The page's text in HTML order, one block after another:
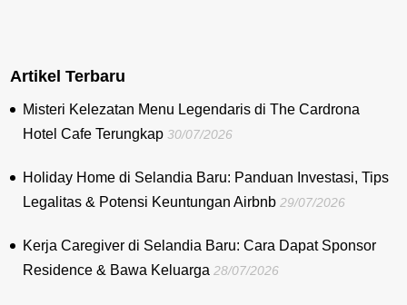
Artikel Terbaru
Misteri Kelezatan Menu Legendaris di The Cardrona
Hotel Cafe Terungkap 30/07/2026
Holiday Home di Selandia Baru: Panduan Investasi, Tips
Legalitas & Potensi Keuntungan Airbnb 29/07/2026
Kerja Caregiver di Selandia Baru: Cara Dapat Sponsor
Residence & Bawa Keluarga 28/07/2026